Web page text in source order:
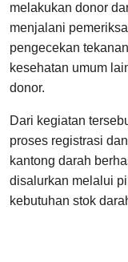
melakukan donor
menjalani
pengecekan
kesehatan umum
donor.
Dari kegiatan
proses registrasi
kantong darah
disalurkan melalui
kebutuhan stok